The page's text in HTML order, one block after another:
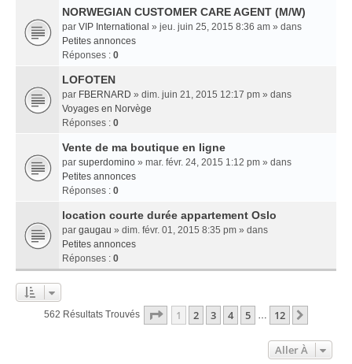
NORWEGIAN CUSTOMER CARE AGENT (M/W)
par VIP International » jeu. juin 25, 2015 8:36 am » dans
Petites annonces
Réponses : 0
LOFOTEN
par FBERNARD » dim. juin 21, 2015 12:17 pm » dans
Voyages en Norvège
Réponses : 0
Vente de ma boutique en ligne
par superdomino » mar. févr. 24, 2015 1:12 pm » dans
Petites annonces
Réponses : 0
location courte durée appartement Oslo
par gaugau » dim. févr. 01, 2015 8:35 pm » dans
Petites annonces
Réponses : 0
562 Résultats Trouvés Page 1Sur
1 2 3 4 5 … 12
Aller À